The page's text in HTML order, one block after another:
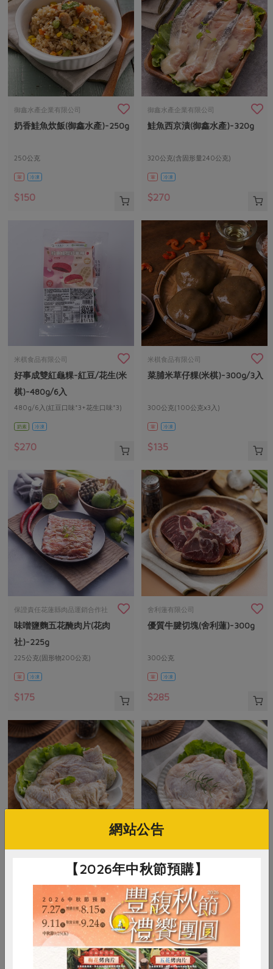
御鑫水產企業有限公司
奶香鮭魚炊飯(御鑫水產)-250g
250公克
葷 冷凍
$150
御鑫水產企業有限公司
鮭魚西京漬(御鑫水產)-320g
320公克(含固形量240公克)
葷 冷凍
$270
米棋食品有限公司
好事成雙紅龜粿-紅豆/花生(米
棋)-480g/6入
480g/6入(紅豆口味*3+花生口味*3)
奶素 冷凍
$270
米棋食品有限公司
菜脯米草仔粿(米棋)-300g/3入
300公克(100公克x3入)
葷 冷凍
$135
保證責任花蓮縣肉品運銷合作社
味噌鹽麴五花醃肉片(花肉
社)-225g
225公克(固形物200公克)
葷 冷凍
$175
舍利蓮有限公司
優質牛腱切塊(舍利蓮)-300g
300公克
葷 冷凍
$285
泰式香茅醃漬雞腿排(御
正)-200g/包
$128
經典原味醃漬雞腿排(御
正)-200g/包
200公克
葷 冷凍
$128
網站公告
【2026年中秋節預購】